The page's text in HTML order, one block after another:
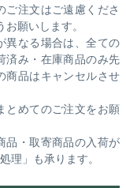
注文はご遠慮くださ
願いします。
異なる場合は、全ての
済み・在庫商品のみ先
商品はキャンセルさせ
とめてのご注文をお願
品・取寄商品の入荷が
理」も承ります。